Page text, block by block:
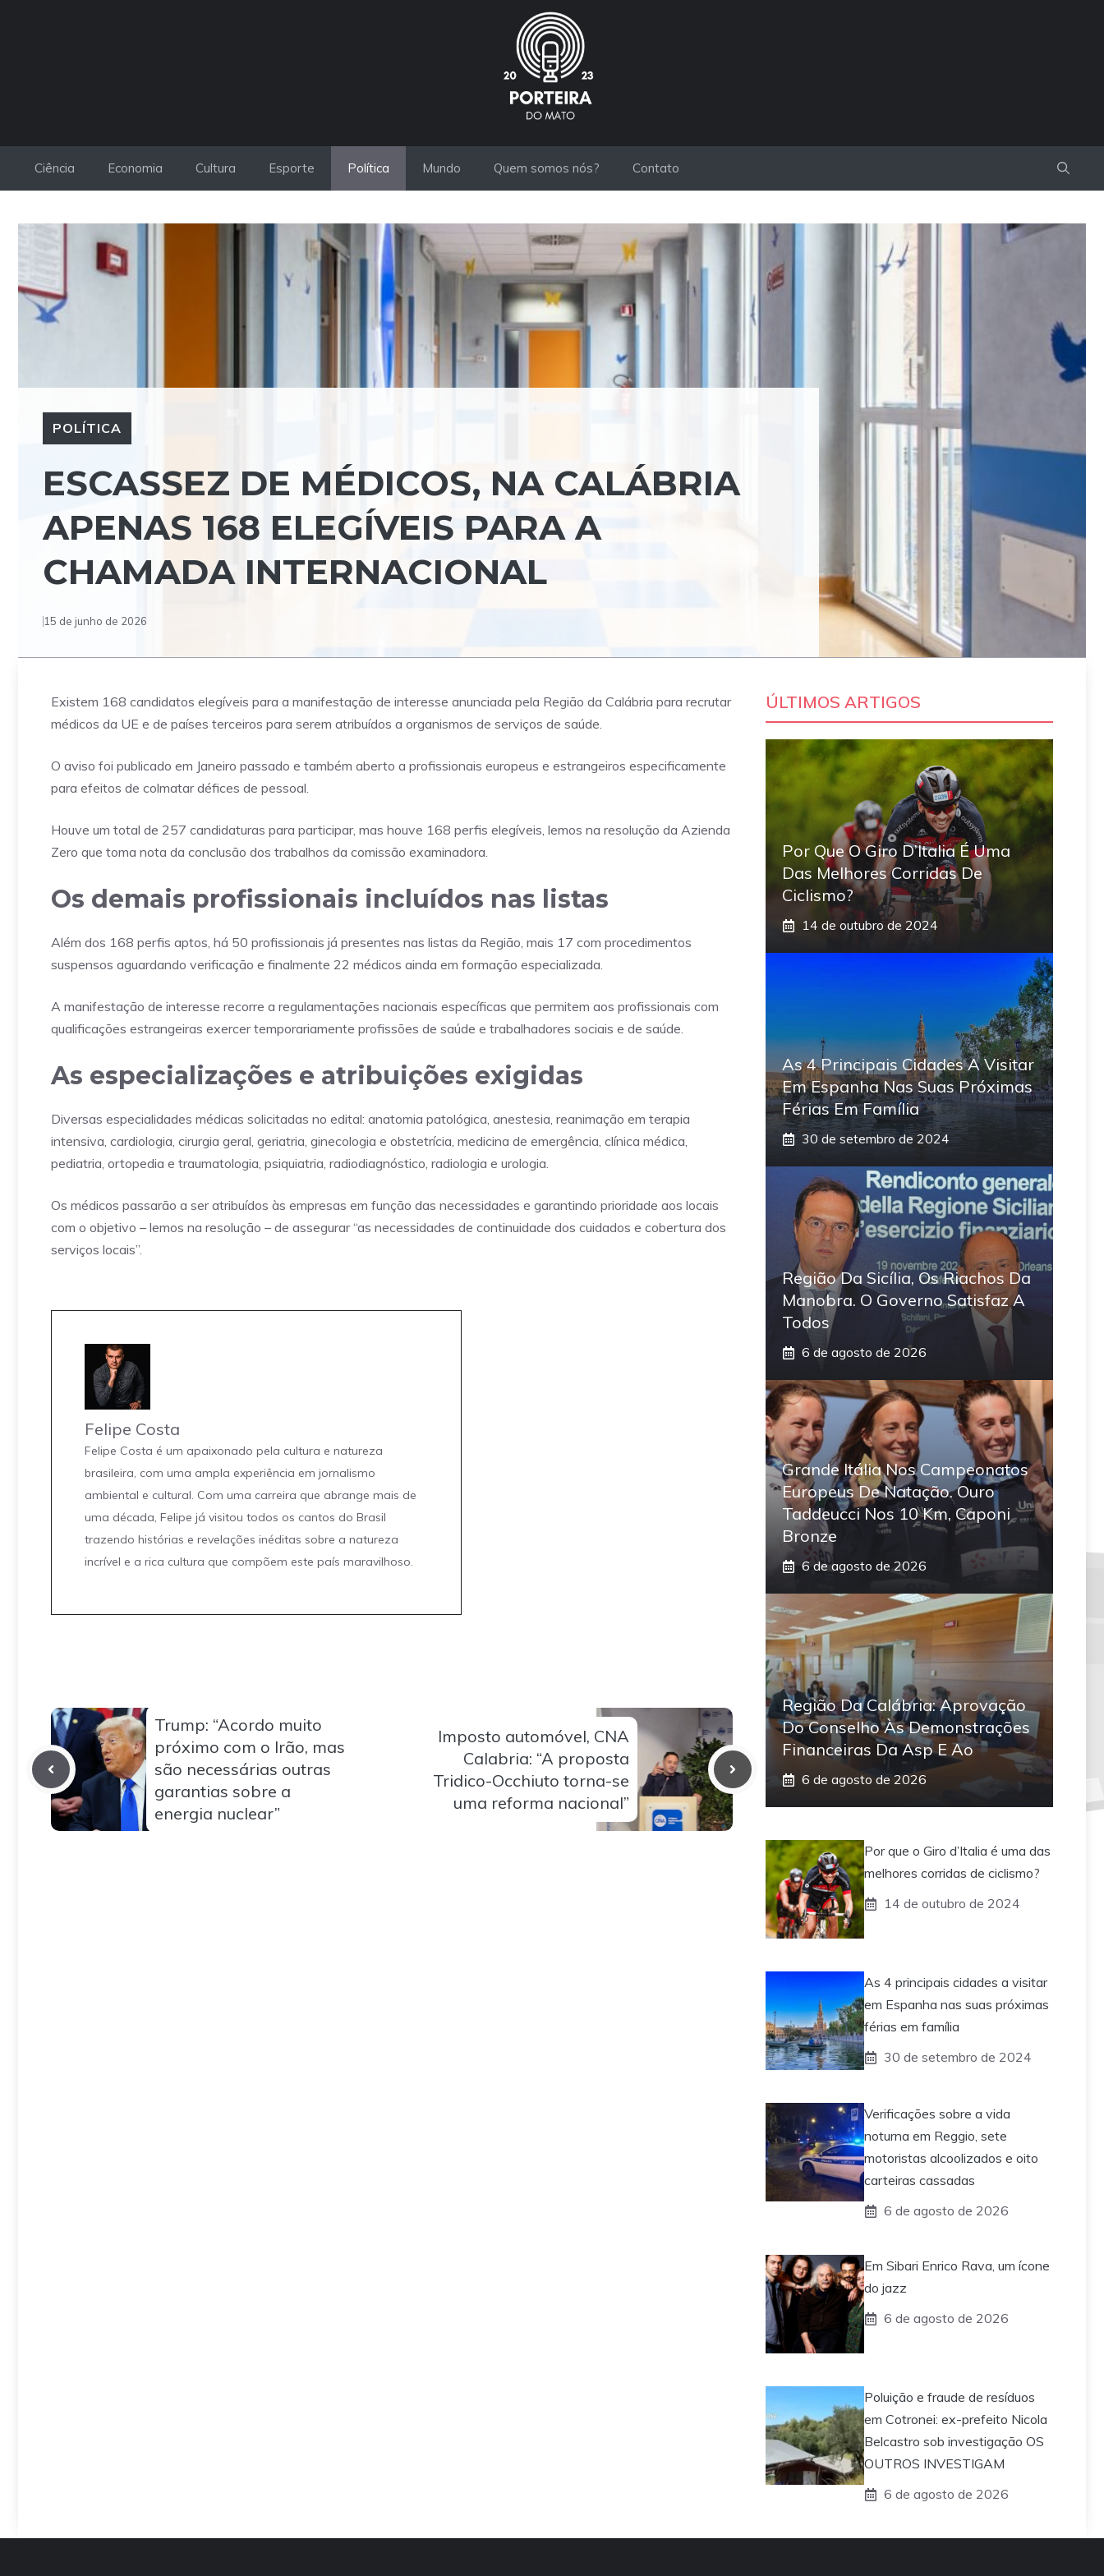
Ciência Economia Cultura Esporte Política Mundo Quem somos nós? Contato
POLÍTICA
ESCASSEZ DE MÉDICOS, NA CALÁBRIA
APENAS 168 ELEGÍVEIS PARA A
CHAMADA INTERNACIONAL
15 de junho de 2026
Existem 168 candidatos elegíveis para a manifestação de interesse anunciada pela Região da Calábria para recrutar
médicos da UE e de países terceiros para serem atribuídos a organismos de serviços de saúde.
O aviso foi publicado em Janeiro passado e também aberto a profissionais europeus e estrangeiros especificamente
para efeitos de colmatar défices de pessoal.
Houve um total de 257 candidaturas para participar, mas houve 168 perfis elegíveis, lemos na resolução da Azienda
Zero que toma nota da conclusão dos trabalhos da comissão examinadora.
Os demais profissionais incluídos nas listas
Além dos 168 perfis aptos, há 50 profissionais já presentes nas listas da Região, mais 17 com procedimentos
suspensos aguardando verificação e finalmente 22 médicos ainda em formação especializada.
A manifestação de interesse recorre a regulamentações nacionais específicas que permitem aos profissionais com
qualificações estrangeiras exercer temporariamente profissões de saúde e trabalhadores sociais e de saúde.
As especializações e atribuições exigidas
Diversas especialidades médicas solicitadas no edital: anatomia patológica, anestesia, reanimação em terapia
intensiva, cardiologia, cirurgia geral, geriatria, ginecologia e obstetrícia, medicina de emergência, clínica médica,
pediatria, ortopedia e traumatologia, psiquiatria, radiodiagnóstico, radiologia e urologia.
Os médicos passarão a ser atribuídos às empresas em função das necessidades e garantindo prioridade aos locais
com o objetivo – lemos na resolução – de assegurar “as necessidades de continuidade dos cuidados e cobertura dos
serviços locais”.
Felipe Costa
Felipe Costa é um apaixonado pela cultura e natureza
brasileira, com uma ampla experiência em jornalismo
ambiental e cultural. Com uma carreira que abrange mais de
uma década, Felipe já visitou todos os cantos do Brasil
trazendo histórias e revelações inéditas sobre a natureza
incrível e a rica cultura que compõem este país maravilhoso.
Trump: “Acordo muito
próximo com o Irão, mas
são necessárias outras
garantias sobre a
energia nuclear”
Imposto automóvel, CNA
Calabria: “A proposta
Tridico-Occhiuto torna-se
uma reforma nacional”
ÚLTIMOS ARTIGOS
Por Que O Giro D’Italia É Uma
Das Melhores Corridas De
Ciclismo?
14 de outubro de 2024
As 4 Principais Cidades A Visitar
Em Espanha Nas Suas Próximas
Férias Em Família
30 de setembro de 2024
Região Da Sicília, Os Riachos Da
Manobra. O Governo Satisfaz A
Todos
6 de agosto de 2026
Grande Itália Nos Campeonatos
Europeus De Natação. Ouro
Taddeucci Nos 10 Km, Caponi
Bronze
6 de agosto de 2026
Região Da Calábria: Aprovação
Do Conselho Às Demonstrações
Financeiras Da Asp E Ao
6 de agosto de 2026
Por que o Giro d’Italia é uma das
melhores corridas de ciclismo?
14 de outubro de 2024
As 4 principais cidades a visitar
em Espanha nas suas próximas
férias em família
30 de setembro de 2024
Verificações sobre a vida
noturna em Reggio, sete
motoristas alcoolizados e oito
carteiras cassadas
6 de agosto de 2026
Em Sibari Enrico Rava, um ícone
do jazz
6 de agosto de 2026
Poluição e fraude de resíduos
em Cotronei: ex-prefeito Nicola
Belcastro sob investigação OS
OUTROS INVESTIGAM
6 de agosto de 2026